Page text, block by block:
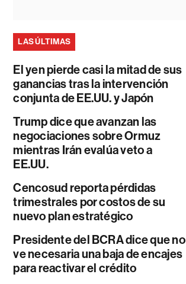
LAS ÚLTIMAS
El yen pierde casi la mitad de sus
ganancias tras la intervención
conjunta de EE.UU. y Japón
Trump dice que avanzan las
negociaciones sobre Ormuz
mientras Irán evalúa veto a
EE.UU.
Cencosud reporta pérdidas
trimestrales por costos de su
nuevo plan estratégico
Presidente del BCRA dice que no
ve necesaria una baja de encajes
para reactivar el crédito